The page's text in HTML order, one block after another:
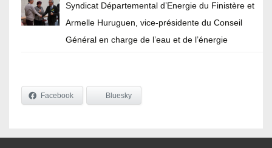
Syndicat Départemental d’Energie du Finistère et
Armelle Huruguen, vice-présidente du Conseil
Général en charge de l’eau et de l’énergie
Facebook Bluesky